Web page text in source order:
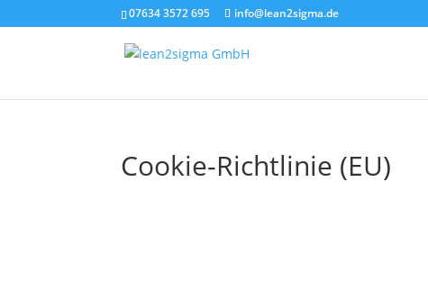
07634 3572 695 info@lean2sigma.de
Cookie-Richtlinie (EU)